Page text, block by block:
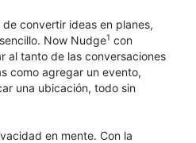
convertir ideas en planes,
Now Nudge1 con
al tanto de las conversaciones
como agregar un evento,
una ubicación, todo sin
en mente. Con la